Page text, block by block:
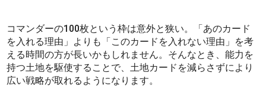
コマンダーの100枚という枠は意外と狭い。「あのカード
を入れる理由」よりも「このカードを入れない理由」を考
える時間の方が長いかもしれません。そんなとき、能力を
持つ土地を駆使することで、土地カードを減らさずにより
広い戦略が取れるようになります。